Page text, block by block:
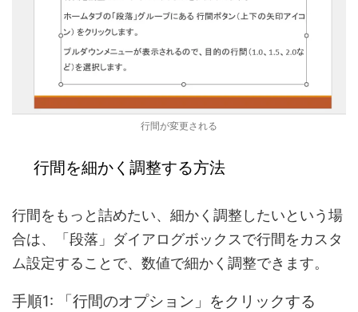
行間が変更される
行間を細かく調整する方法
行間をもっと詰めたい、細かく調整したいという場
合は、「段落」ダイアログボックスで行間をカスタ
ム設定することで、数値で細かく調整できます。
手順1: 「行間のオプション」をクリックする